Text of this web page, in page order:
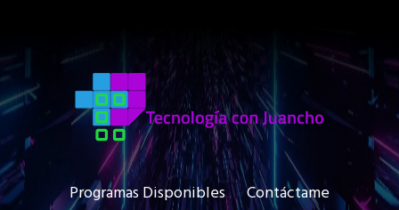
Programas Disponibles Contáctame